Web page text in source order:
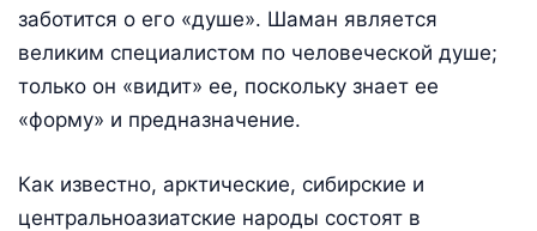
заботится о его «душе». Шаман является
великим специалистом по человеческой душе;
только он «видит» ее, поскольку знает ее
«форму» и предназначение.
Как известно, арктические, сибирские и
центральноазиатские народы состоят в